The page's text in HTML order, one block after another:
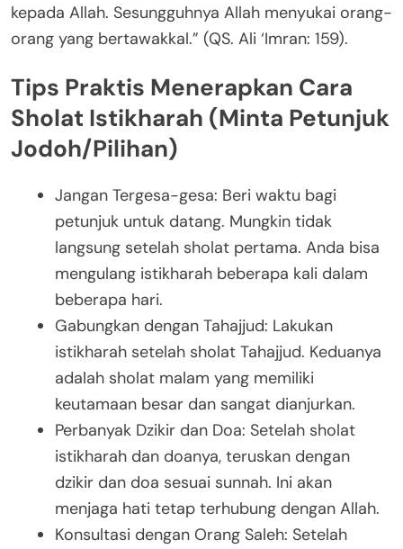
kepada Allah. Sesungguhnya Allah menyukai orang-
orang yang bertawakkal.” (QS. Ali ‘Imran: 159).
Tips Praktis Menerapkan Cara
Sholat Istikharah (Minta Petunjuk
Jodoh/Pilihan)
Jangan Tergesa-gesa: Beri waktu bagi
petunjuk untuk datang. Mungkin tidak
langsung setelah sholat pertama. Anda bisa
mengulang istikharah beberapa kali dalam
beberapa hari.
Gabungkan dengan Tahajjud: Lakukan
istikharah setelah sholat Tahajjud. Keduanya
adalah sholat malam yang memiliki
keutamaan besar dan sangat dianjurkan.
Perbanyak Dzikir dan Doa: Setelah sholat
istikharah dan doanya, teruskan dengan
dzikir dan doa sesuai sunnah. Ini akan
menjaga hati tetap terhubung dengan Allah.
Konsultasi dengan Orang Saleh: Setelah